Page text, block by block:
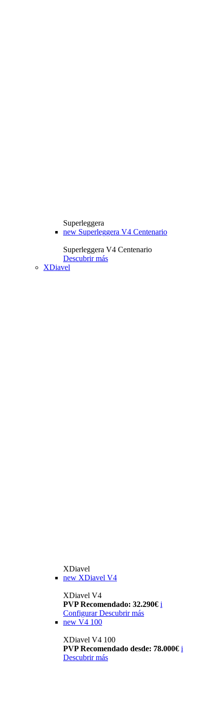
Superleggera
new Superleggera V4 Centenario
Superleggera V4 Centenario
Descubrir más
XDiavel
XDiavel
new XDiavel V4
XDiavel V4
PVP Recomendado: 32.290€ i
Configurar Descubrir más
new V4 100
XDiavel V4 100
PVP Recomendado desde: 78.000€ i
Descubrir más